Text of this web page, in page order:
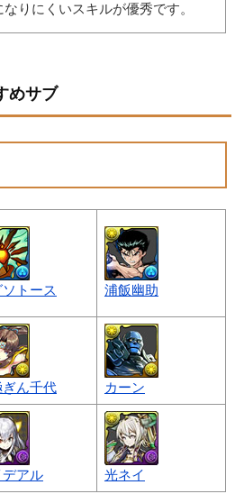
なりにくいスキルが優秀です。
めサブ
ソトース 浦飯幽助
ぎん千代 カーン
アル 光ネイ